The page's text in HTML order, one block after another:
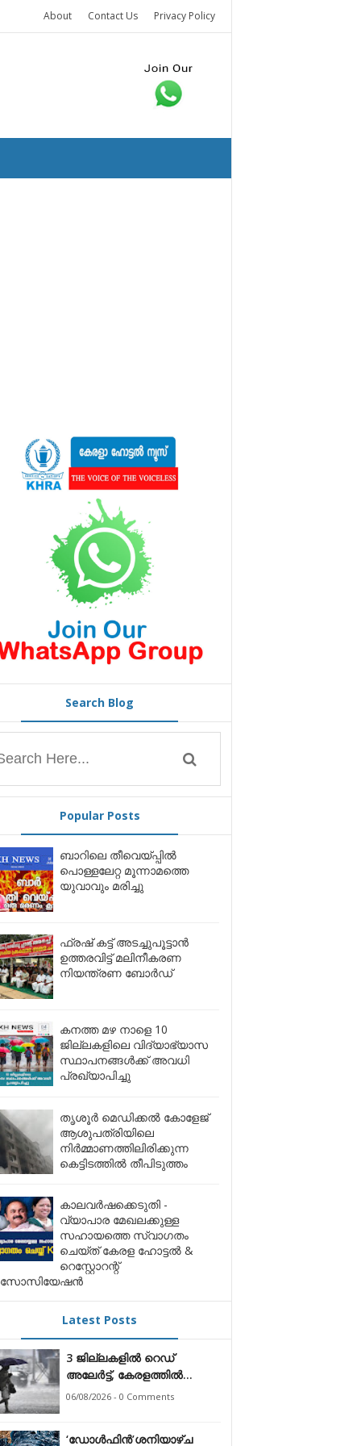
About Contact Us Privacy Policy
Search Blog
Popular Posts
ബാറിലെ തീവെയ്പ്പിൽ
പൊള്ളലേറ്റ മൂന്നാമത്തെ
യുവാവും മരിച്ചു
ഫ്രഷ് കട്ട് അടച്ചുപൂട്ടാന്‍
ഉത്തരവിട്ട് മലിനീകരണ
നിയന്ത്രണ ബോര്‍ഡ്
കനത്ത മഴ നാളെ 10
ജില്ലകളിലെ വിദ്യാഭ്യാസ
സ്ഥാപനങ്ങൾക്ക് അവധി
പ്രഖ്യാപിച്ചു
തൃശൂർ മെഡിക്കൽ കോളേജ്
ആശുപത്രിയിലെ
നിർമ്മാണത്തിലിരിക്കുന്ന
കെട്ടിടത്തിൽ തീപിടുത്തം
കാലവർഷക്കെടുതി -
വ്യാപാര മേഖലക്കുള്ള
സഹായത്തെ സ്വാഗതം
ചെയ്ത് കേരള ഹോട്ടൽ &
റെസ്റ്റോറന്റ്
Latest Posts
3 ജില്ലകളിൽ റെഡ്
അലേർട്ട്, കേരളത്തിൽ
കനത്തമഴയ്ക്ക് സാധ്യത;
06/08/2026 - 0 Comments
‘ഡോൾഫിൻ’ശനിയാഴ്ച